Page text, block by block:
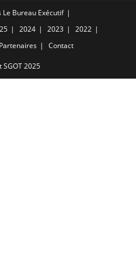
Le Bureau Exécutif
2024 2023
2022
Partenaires Contact
SGOT 2025